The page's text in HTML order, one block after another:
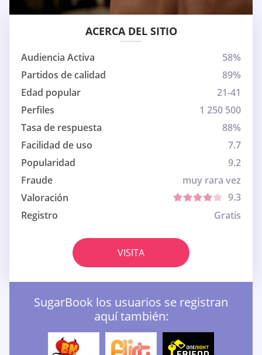
ACERCA DEL SITIO
Audiencia Activa
58%
Partidos de calidad
89%
Edad popular
21-41
Perfiles
1 250 500
Tasa de respuesta
88%
Facilidad de uso
7.7
Popularidad
9.2
Fraude
muy rara vez
Valoración
9.3
Registro
Gratis
VISITA
SugarBook los usuarios se registran
aquí también: